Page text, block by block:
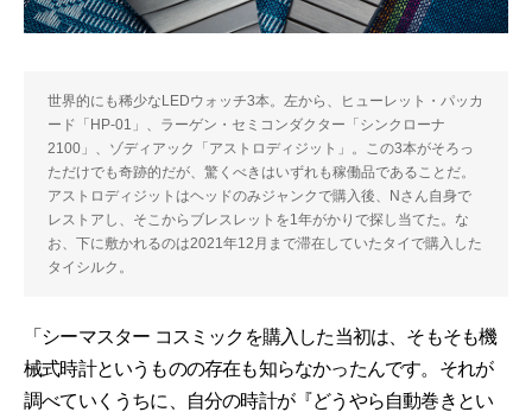
世界的にも稀少なLEDウォッチ3本。左から、ヒューレット・パッカ
ード「HP-01」、ラーゲン・セミコンダクター「シンクローナ
2100」、ゾディアック「アストロディジット」。この3本がそろっ
ただけでも奇跡的だが、驚くべきはいずれも稼働品であることだ。
アストロディジットはヘッドのみジャンクで購入後、Nさん自身で
レストアし、そこからブレスレットを1年がかりで探し当てた。な
お、下に敷かれるのは2021年12月まで滞在していたタイで購入した
タイシルク。
「シーマスター コスミックを購入した当初は、そもそも機
械式時計というものの存在も知らなかったんです。それが
調べていくうちに、自分の時計が『どうやら自動巻きとい